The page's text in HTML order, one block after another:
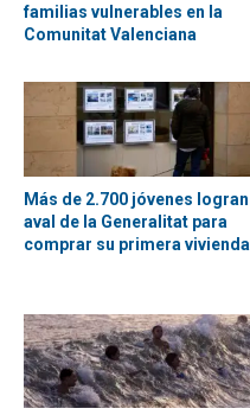
familias vulnerables en la
Comunitat Valenciana
Más de 2.700 jóvenes logran
aval de la Generalitat para
comprar su primera vivienda